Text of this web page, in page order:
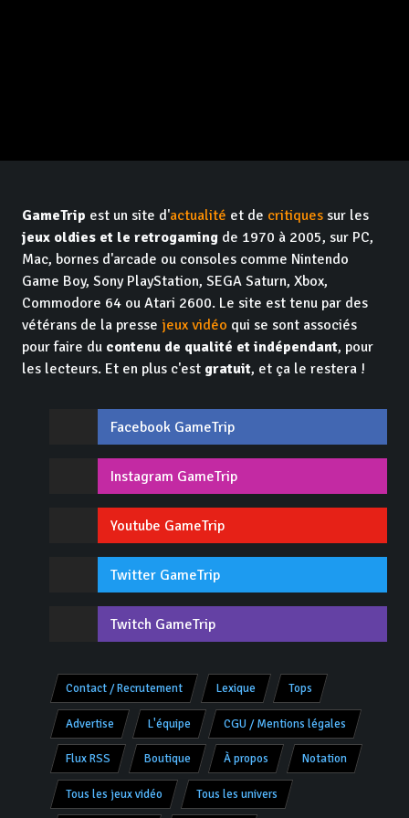
GameTrip est un site d'actualité et de critiques sur les
jeux oldies et le retrogaming de 1970 à 2005, sur PC,
Mac, bornes d'arcade ou consoles comme Nintendo
Game Boy, Sony PlayStation, SEGA Saturn, Xbox,
Commodore 64 ou Atari 2600. Le site est tenu par des
vétérans de la presse jeux vidéo qui se sont associés
pour faire du contenu de qualité et indépendant, pour
les lecteurs. Et en plus c'est gratuit, et ça le restera !
Facebook GameTrip
Instagram GameTrip
Youtube GameTrip
Twitter GameTrip
Twitch GameTrip
Contact / Recrutement Lexique Tops
Advertise L'équipe CGU / Mentions légales
Flux RSS Boutique À propos Notation
Tous les jeux vidéo Tous les univers